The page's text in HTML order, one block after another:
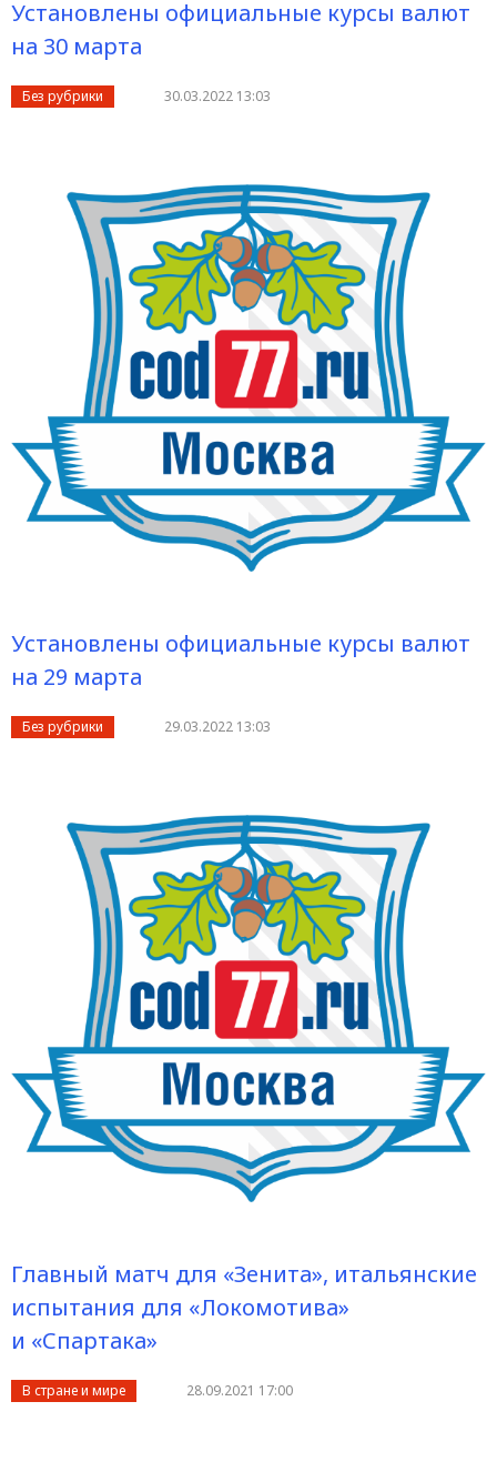
Установлены официальные курсы валют
на 30 марта
Без рубрики 30.03.2022 13:03
Установлены официальные курсы валют
на 29 марта
Без рубрики 29.03.2022 13:03
Главный матч для «Зенита», итальянские
испытания для «Локомотива»
и «Спартака»
В стране и мире 28.09.2021 17:00